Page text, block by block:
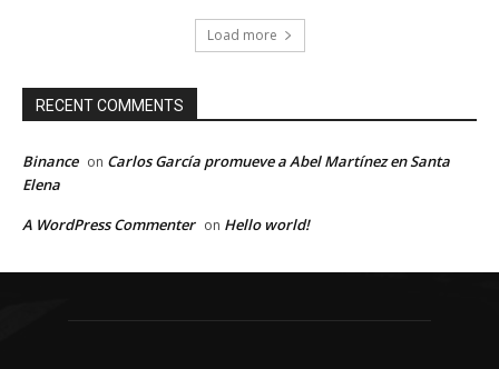
Load more
RECENT COMMENTS
Binance on Carlos García promueve a Abel Martínez en Santa
Elena
A WordPress Commenter on Hello world!